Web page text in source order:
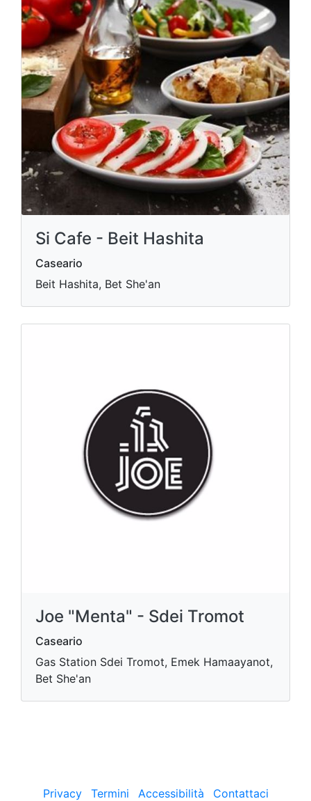
Si Cafe - Beit Hashita
Caseario
Beit Hashita, Bet She'an
Joe "Menta" - Sdei Tromot
Caseario
Gas Station Sdei Tromot, Emek Hamaayanot,
Bet She'an
Privacy Termini Accessibilità Contattaci